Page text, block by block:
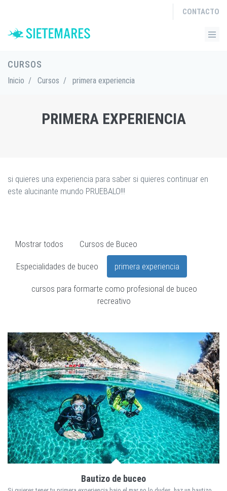
CONTACTO
CURSOS
Inicio / Cursos / primera experiencia
PRIMERA EXPERIENCIA
si quieres una experiencia para saber si quieres continuar en
este alucinante mundo PRUEBALO!!!
Mostrar todos Cursos de Buceo
Especialidades de buceo primera experiencia
cursos para formarte como profesional de buceo
recreativo
Bautizo de buceo